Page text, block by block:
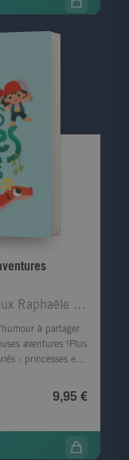
Grossetête Charlotte ; Glaux Raphaële ; Hédelin Pa
à partager
aventures !Plus
: princesses et
différente
aider votre enfant
9,95 €